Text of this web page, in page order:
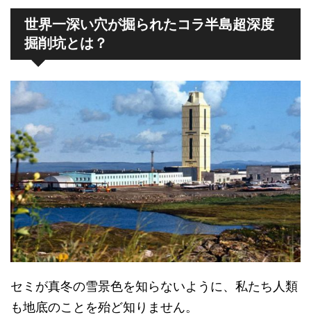
世界一深い穴が掘られたコラ半島超深度
掘削坑とは？
セミが真冬の雪景色を知らないように、私たち人類
も地底のことを殆ど知りません。